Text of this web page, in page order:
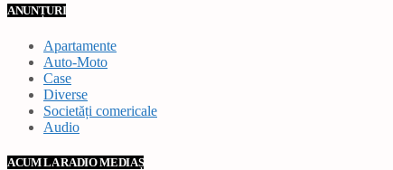
ANUNȚURI
Apartamente
Auto-Moto
Case
Diverse
Societăți comericale
Audio
ACUM LA RADIO MEDIAȘ